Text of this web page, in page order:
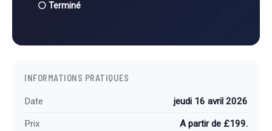
⚪ Terminé
INFORMATIONS PRATIQUES
Date jeudi 16 avril 2026
Prix A partir de £199.